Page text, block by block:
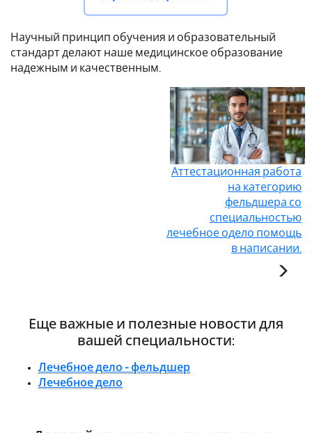
Научный принцип обучения и образовательный
стандарт делают наше медицинское образование
надежным и качественным.
Аттестационная работа
на категорию
фельдшера со
специальностью
лечебное одело помощь
в написании.
Еще важные и полезные новости для
вашей специальности:
Лечебное дело - фельдшер
Лечебное дело